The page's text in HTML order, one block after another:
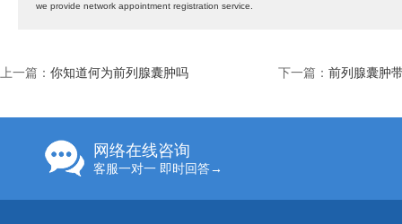
we provide network appointment registration service.
上一篇： 你知道何为前列腺囊肿吗 下一篇： 前列腺囊肿
网络在线咨询
客服一对一 即时回答→